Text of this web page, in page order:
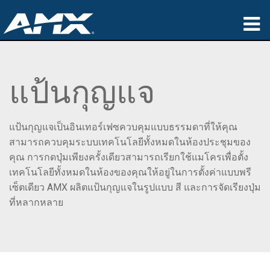
การประยุกต์ใช้
การฝึกอบรม
การสนับสนุน
แป้นกุญแจ
แป้นกุญแจเป็นอินเทอร์เฟซควบคุมแบบธรรมดาที่ให้คุณ
สามารถควบคุมระบบเทคโนโลยีทั้งหมดในห้องประชุมของ
คุณ การกดปุ่มเพียงครั้งเดียวสามารถเรียกใช้แมโครเพื่อตั้ง
เทคโนโลยีทั้งหมดในห้องของคุณให้อยู่ในการตั้งค่าแบบพรี
เซ็ตเดียว AMX ผลิตแป้นกุญแจในรูปแบบ สี และการจัดเรียงปุ่ม
ที่หลากหลาย